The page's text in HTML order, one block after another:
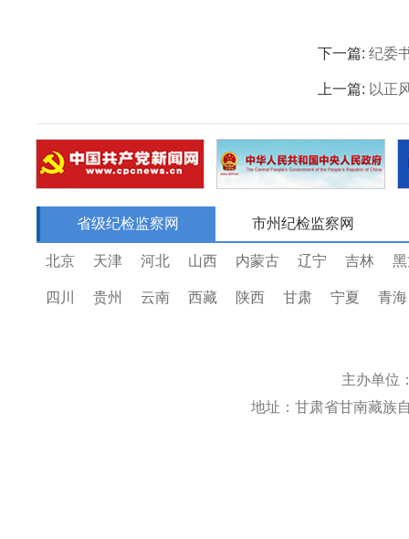
下一篇: 纪委
上一篇: 以正
省级纪检监察网 市州纪检监察网
北京 天津 河北 山西 内蒙古 辽宁 吉林
四川 贵州 云南 西藏 陕西 甘肃 宁夏 青海
主办单位
地址：甘肃省甘南藏族